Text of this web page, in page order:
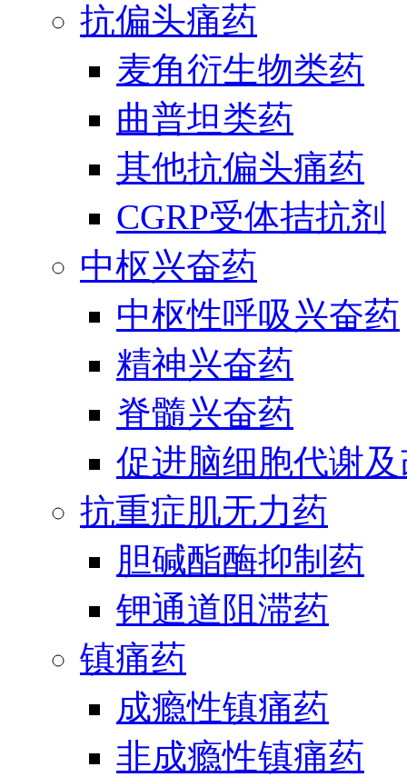
抗偏头痛药
麦角衍生物类药
曲普坦类药
其他抗偏头痛药
CGRP受体拮抗剂
中枢兴奋药
中枢性呼吸兴奋药
精神兴奋药
脊髓兴奋药
促进脑细胞代谢
抗重症肌无力药
胆碱酯酶抑制药
钾通道阻滞药
镇痛药
成瘾性镇痛药
非成瘾性镇痛药